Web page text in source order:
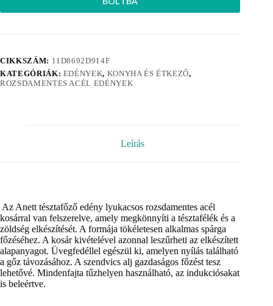
CIKKSZÁM: 11D8692D914F
KATEGÓRIÁK: EDÉNYEK, KONYHA ÉS ÉTKEZŐ,
ROZSDAMENTES ACÉL EDÉNYEK
Leírás
Az Anett tésztafőző edény lyukacsos rozsdamentes acél
kosárral van felszerelve, amely megkönnyíti a tésztafélék és a
zöldség elkészítését. A formája tökéletesen alkalmas spárga
főzéséhez. A kosár kivételével azonnal leszűrheti az elkészített
alapanyagot. Üvegfedéllel egészül ki, amelyen nyílás található
a gőz távozásához. A szendvics alj gazdaságos főzést tesz
lehetővé. Mindenfajta tűzhelyen használható, az indukciósakat
is beleértve.